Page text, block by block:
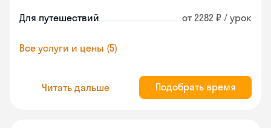
Для путешествий от 2282 ₽ / урок
Все услуги и цены (5)
Читать дальше Подобрать время